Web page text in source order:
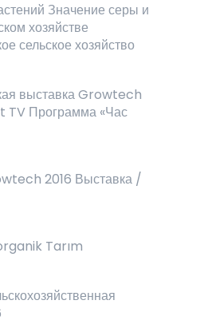
Значение серы и
хозяйстве
сельское хозяйство
выставка Growtech
TV Программа «Час
2016 Выставка /
Tarım